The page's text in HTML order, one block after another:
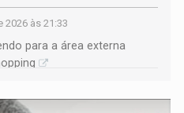
2026 às 21:33
para a área externa